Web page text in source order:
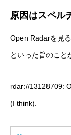
原因はスペル
Open Radarを見
といった旨のこと
rdar://13128709:
(I think).